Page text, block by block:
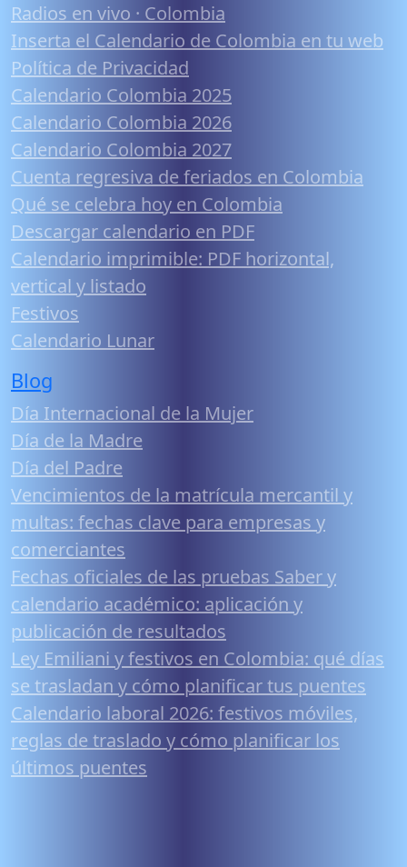
Radios en vivo · Colombia
Inserta el Calendario de Colombia en tu web
Política de Privacidad
Calendario Colombia 2025
Calendario Colombia 2026
Calendario Colombia 2027
Cuenta regresiva de feriados en Colombia
Qué se celebra hoy en Colombia
Descargar calendario en PDF
Calendario imprimible: PDF horizontal,
vertical y listado
Festivos
Calendario Lunar
Blog
Día Internacional de la Mujer
Día de la Madre
Día del Padre
Vencimientos de la matrícula mercantil y
multas: fechas clave para empresas y
comerciantes
Fechas oficiales de las pruebas Saber y
calendario académico: aplicación y
publicación de resultados
Ley Emiliani y festivos en Colombia: qué días
se trasladan y cómo planificar tus puentes
Calendario laboral 2026: festivos móviles,
reglas de traslado y cómo planificar los
últimos puentes